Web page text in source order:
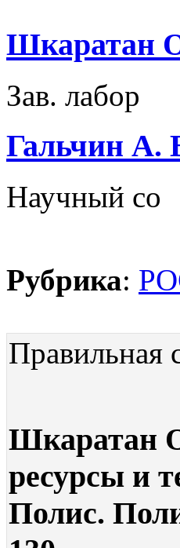
Шкаратан
Зав. лабор
Гальчин А.
Научный со
Рубрика:
Правильная
Шкаратан
ресурсы и
Полис.